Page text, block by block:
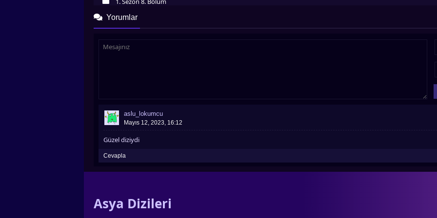
İzledim
1. Sezon 9. Bölüm
İzledim
İzledim
1. Sezon 14. Bölüm
İzledim
1. Sezon 16. Bölüm
Yorumlar
aslu_lokumcu
Mayıs 12, 2023, 16:12
Güzel diziydi
Cevapla
Asya Dizileri